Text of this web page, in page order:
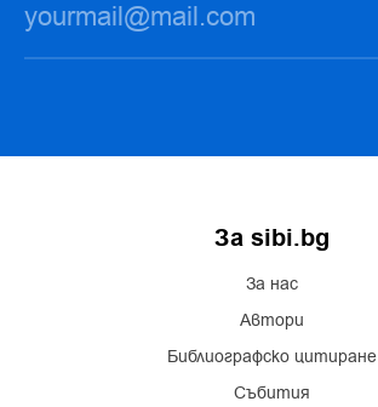
За sibi.bg
За нас
Автори
Библиографско цитиране
Събития